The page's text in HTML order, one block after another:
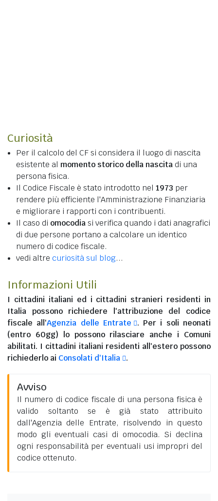
Curiosità
Per il calcolo del CF si considera il luogo di nascita
esistente al momento storico della nascitadi una
persona fisica.
Il Codice Fiscale è stato introdotto nel 1973 per
rendere più efficiente l'Amministrazione Finanziaria
e migliorare i rapporti con i contribuenti.
Il caso di omocodiasi verifica quando i dati anagrafici
di due persone portano a calcolare un identico
numero di codice fiscale.
vedi altre curiosità sul blog...
Informazioni Utili
I cittadini italiani ed i cittadini stranieri residenti in
Italia possono richiedere l'attribuzione del codice
fiscale all'Agenzia delle Entrate
. Per i soli neonati
(entro 60gg) lo possono rilasciare anche i Comuni
abilitati. I cittadini italiani residenti all'esteropossono
richiederlo ai Consolati d'Italia .
Avviso
Il numero di codice fiscale di una persona fisica è
valido soltanto se è già stato attribuito
dall'Agenzia delle Entrate, risolvendo in questo
modo gli eventuali casi di omocodia. Si declina
ogni responsabilità per eventuali usi impropri del
codice ottenuto.